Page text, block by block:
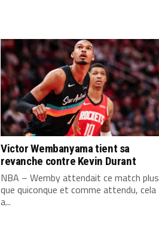
Victor Wembanyama tient sa
revanche contre Kevin Durant
NBA – Wemby attendait ce match plus
que quiconque et comme attendu, cela
a...